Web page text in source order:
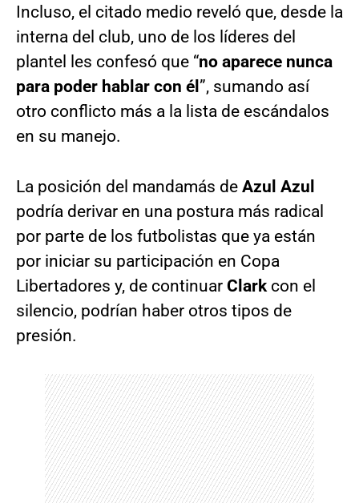
Incluso, el citado medio reveló que, desde la
interna del club, uno de los líderes del
plantel les confesó que “no aparece nunca
para poder hablar con él ”, sumando así
otro conflicto más a la lista de escándalos
en su manejo.
La posición del mandamás de Azul Azul
podría derivar en una postura más radical
por parte de los futbolistas que ya están
por iniciar su participación en Copa
Libertadores y, de continuar Clarkcon el
silencio, podrían haber otros tipos de
presión.